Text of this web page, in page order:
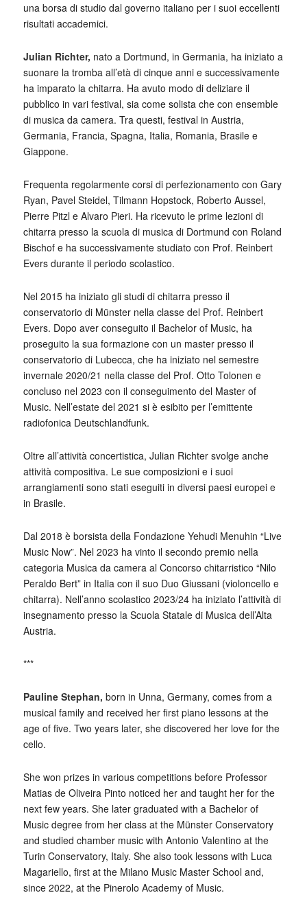
una borsa di studio dal governo italiano per i suoi eccellenti
risultati accademici.
Julian Richter, nato a Dortmund, in Germania, ha iniziato a
suonare la tromba all’età di cinque anni e successivamente
ha imparato la chitarra. Ha avuto modo di deliziare il
pubblico in vari festival, sia come solista che con ensemble
di musica da camera. Tra questi, festival in Austria,
Germania, Francia, Spagna, Italia, Romania, Brasile e
Giappone.
Frequenta regolarmente corsi di perfezionamento con Gary
Ryan, Pavel Steidel, Tilmann Hopstock, Roberto Aussel,
Pierre Pitzl e Alvaro Pieri. Ha ricevuto le prime lezioni di
chitarra presso la scuola di musica di Dortmund con Roland
Bischof e ha successivamente studiato con Prof. Reinbert
Evers durante il periodo scolastico.
Nel 2015 ha iniziato gli studi di chitarra presso il
conservatorio di Münster nella classe del Prof. Reinbert
Evers. Dopo aver conseguito il Bachelor of Music, ha
proseguito la sua formazione con un master presso il
conservatorio di Lubecca, che ha iniziato nel semestre
invernale 2020/21 nella classe del Prof. Otto Tolonen e
concluso nel 2023 con il conseguimento del Master of
Music. Nell’estate del 2021 si è esibito per l’emittente
radiofonica Deutschlandfunk.
Oltre all’attività concertistica, Julian Richter svolge anche
attività compositiva. Le sue composizioni e i suoi
arrangiamenti sono stati eseguiti in diversi paesi europei e
in Brasile.
Dal 2018 è borsista della Fondazione Yehudi Menuhin “Live
Music Now”. Nel 2023 ha vinto il secondo premio nella
categoria Musica da camera al Concorso chitarristico “Nilo
Peraldo Bert” in Italia con il suo Duo Giussani (violoncello e
chitarra). Nell’anno scolastico 2023/24 ha iniziato l’attività di
insegnamento presso la Scuola Statale di Musica dell’Alta
Austria.
***
Pauline Stephan, born in Unna, Germany, comes from a
musical family and received her first piano lessons at the
age of five. Two years later, she discovered her love for the
cello.
She won prizes in various competitions before Professor
Matias de Oliveira Pinto noticed her and taught her for the
next few years. She later graduated with a Bachelor of
Music degree from her class at the Münster Conservatory
and studied chamber music with Antonio Valentino at the
Turin Conservatory, Italy. She also took lessons with Luca
Magariello, first at the Milano Music Master School and,
since 2022, at the Pinerolo Academy of Music.